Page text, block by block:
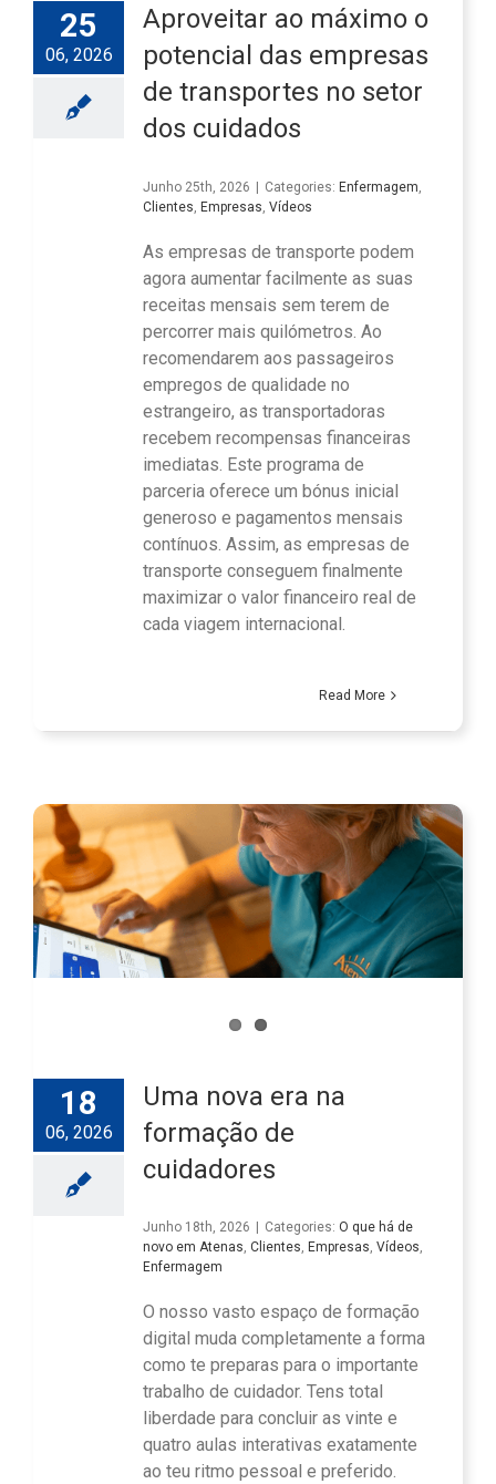
25
06, 2026
Aproveitar ao máximo o
potencial das empresas
de transportes no setor
dos cuidados
Junho 25th, 2026 | Categories: Enfermagem
Clientes Empresas Vídeos
As empresas de transporte podem
agora aumentar facilmente as suas
receitas mensais sem terem de
percorrer mais quilómetros. Ao
recomendarem aos passageiros
empregos de qualidade no
estrangeiro, as transportadoras
recebem recompensas financeiras
imediatas. Este programa de
parceria oferece um bónus inicial
generoso e pagamentos mensais
contínuos. Assim, as empresas de
transporte conseguem finalmente
maximizar o valor financeiro real de
cada viagem internacional.
Read More
18
06, 2026
Uma nova era na
formação de
cuidadores
Junho 18th, 2026 Categories: O que há de
novo em Atenas, Clientes, Empresas, Vídeos,
Enfermagem
O nosso vasto espaço de formação
digital muda completamente a forma
como te preparas para o importante
trabalho de cuidador. Tens total
liberdade para concluir as vinte e
quatro aulas interativas exatamente
ao teu ritmo pessoal e preferido.